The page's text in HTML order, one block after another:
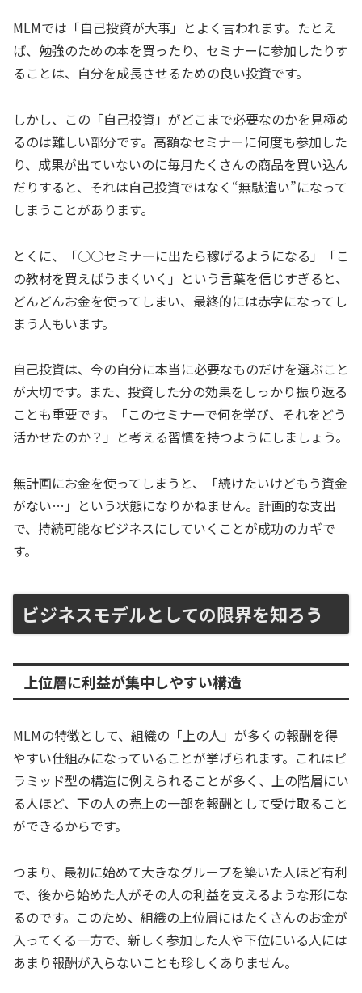
MLMでは「自己投資が大事」とよく言われます。たとえ
ば、勉強のための本を買ったり、セミナーに参加したりす
ることは、自分を成長させるための良い投資です。
しかし、この「自己投資」がどこまで必要なのかを見極め
るのは難しい部分です。高額なセミナーに何度も参加した
り、成果が出ていないのに毎月たくさんの商品を買い込ん
だりすると、それは自己投資ではなく“無駄遣い”になって
しまうことがあります。
とくに、「○○セミナーに出たら稼げるようになる」「こ
の教材を買えばうまくいく」という言葉を信じすぎると、
どんどんお金を使ってしまい、最終的には赤字になってし
まう人もいます。
自己投資は、今の自分に本当に必要なものだけを選ぶこと
が大切です。また、投資した分の効果をしっかり振り返る
ことも重要です。「このセミナーで何を学び、それをどう
活かせたのか？」と考える習慣を持つようにしましょう。
無計画にお金を使ってしまうと、「続けたいけどもう資金
がない…」という状態になりかねません。計画的な支出
で、持続可能なビジネスにしていくことが成功のカギで
す。
ビジネスモデルとしての限界を知ろう
上位層に利益が集中しやすい構造
MLMの特徴として、組織の「上の人」が多くの報酬を得
やすい仕組みになっていることが挙げられます。これはピ
ラミッド型の構造に例えられることが多く、上の階層にい
る人ほど、下の人の売上の一部を報酬として受け取ること
ができるからです。
つまり、最初に始めて大きなグループを築いた人ほど有利
で、後から始めた人がその人の利益を支えるような形にな
るのです。このため、組織の上位層にはたくさんのお金が
入ってくる一方で、新しく参加した人や下位にいる人には
あまり報酬が入らないことも珍しくありません。